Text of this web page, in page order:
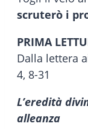
scruterò i
PRIMA
Dalla lettera
4, 8-31
L’eredità
alleanza